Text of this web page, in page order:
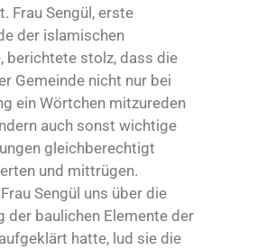
Frau Sengül, erste
der islamischen
berichtete stolz, dass die
Gemeinde nicht nur bei
ein Wörtchen mitzureden
auch sonst wichtige
gleichberechtigt
und mittrügen.
Sengül uns über die
der baulichen Elemente der
hatte, lud sie die